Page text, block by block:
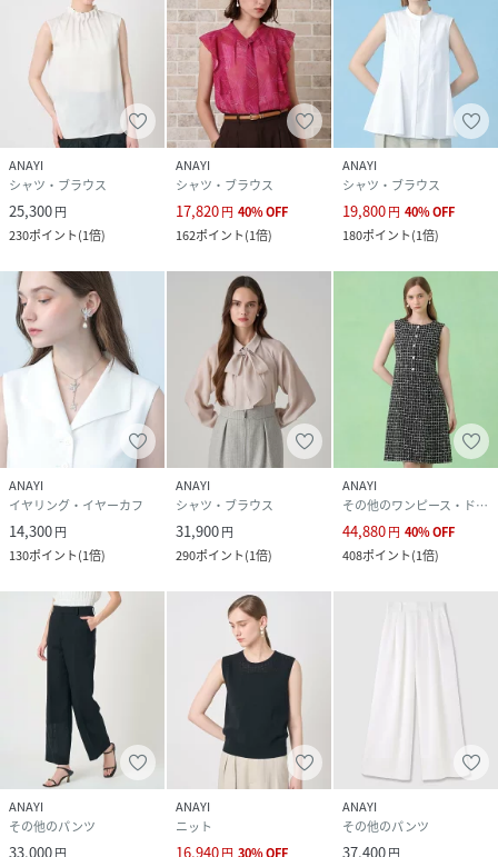
ANAYI
シャツ・ブラウス
25,300円
230ポイント(1倍)
ANAYI
シャツ・ブラウス
17,820円 40%OFF
162ポイント(1倍)
ANAYI
シャツ・ブラウス
19,800円 40%OFF
180ポイント(1倍)
ANAYI
イヤリング・イヤーカフ
14,300円
130ポイント(1倍)
ANAYI
シャツ・ブラウス
31,900円
290ポイント(1倍)
ANAYI
その他のワンピース・ドレス
44,880円 40%OFF
408ポイント(1倍)
ANAYI
その他のパンツ
33,000円
ANAYI
ニット
16,940円 30%OFF
ANAYI
その他のパンツ
37,400円